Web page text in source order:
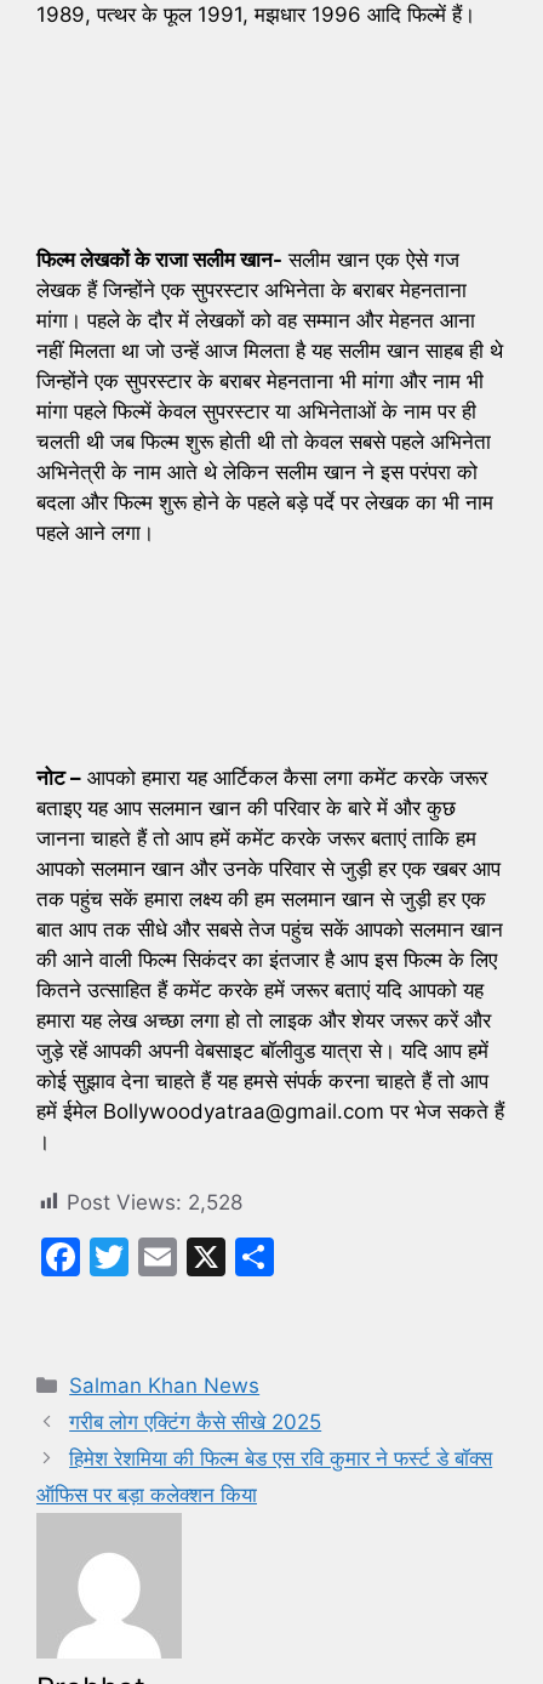
1989, पत्थर के फूल 1991, मझधार 1996 आदि फिल्में हैं।
फिल्म लेखकों के राजा सलीम खान- सलीम खान एक ऐसे गज
लेखक हैं जिन्होंने एक सुपरस्टार अभिनेता के बराबर मेहनताना
मांगा। पहले के दौर में लेखकों को वह सम्मान और मेहनत आना
नहीं मिलता था जो उन्हें आज मिलता है यह सलीम खान साहब ही थे
जिन्होंने एक सुपरस्टार के बराबर मेहनताना भी मांगा और नाम भी
मांगा पहले फिल्में केवल सुपरस्टार या अभिनेताओं के नाम पर ही
चलती थी जब फिल्म शुरू होती थी तो केवल सबसे पहले अभिनेता
अभिनेत्री के नाम आते थे लेकिन सलीम खान ने इस परंपरा को
बदला और फिल्म शुरू होने के पहले बड़े पर्दे पर लेखक का भी नाम
पहले आने लगा।
नोट – आपको हमारा यह आर्टिकल कैसा लगा कमेंट करके जरूर
बताइए यह आप सलमान खान की परिवार के बारे में और कुछ
जानना चाहते हैं तो आप हमें कमेंट करके जरूर बताएं ताकि हम
आपको सलमान खान और उनके परिवार से जुड़ी हर एक खबर आप
तक पहुंच सकें हमारा लक्ष्य की हम सलमान खान से जुड़ी हर एक
बात आप तक सीधे और सबसे तेज पहुंच सकें आपको सलमान खान
की आने वाली फिल्म सिकंदर का इंतजार है आप इस फिल्म के लिए
कितने उत्साहित हैं कमेंट करके हमें जरूर बताएं यदि आपको यह
हमारा यह लेख अच्छा लगा हो तो लाइक और शेयर जरूर करें और
जुड़े रहें आपकी अपनी वेबसाइट बॉलीवुड यात्रा से। यदि आप हमें
कोई सुझाव देना चाहते हैं यह हमसे संपर्क करना चाहते हैं तो आप
हमें ईमेल Bollywoodyatraa@gmail.com पर भेज सकते हैं
।
Post Views: 2,528
F
e
b
o
o
k
T
er
E
l
X
Categories
Salman Khan News
गरीब लोग एक्टिंग कैसे सीखे 2025
हिमेश रेशमिया की फिल्म बेड एस रवि कुमार ने फर्स्ट डे बॉक्स
ऑफिस पर बड़ा कलेक्शन किया